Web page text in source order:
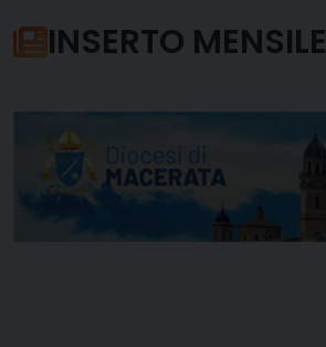
INSERTO MENSILE